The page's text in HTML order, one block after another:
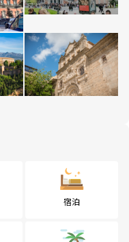
宿泊